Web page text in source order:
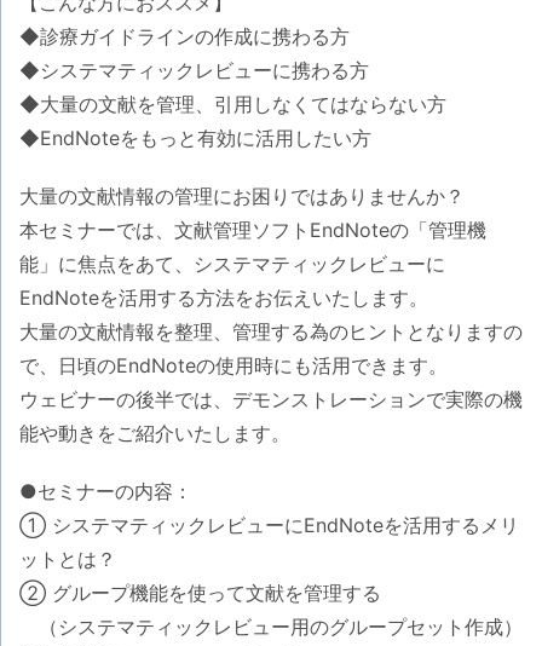
◆診療ガイドラインの作成に携わる方
◆システマティックレビューに携わる方
◆大量の文献を管理、引用しなくてはならない方
◆EndNoteをもっと有効に活用したい方
大量の文献情報の管理にお困りではありませんか？
本セミナーでは、文献管理ソフトEndNoteの「管理機
能」に焦点をあて、システマティックレビューに
EndNoteを活用する方法をお伝えいたします。
大量の文献情報を整理、管理する為のヒントとなりますの
で、日頃のEndNoteの使用時にも活用できます。
ウェビナーの後半では、デモンストレーションで実際の機
能や動きをご紹介いたします。
●セミナーの内容：
① システマティックレビューにEndNoteを活用するメリ
ットとは？
② グループ機能を使って文献を管理する
（システマティックレビュー用のグループセット作成）